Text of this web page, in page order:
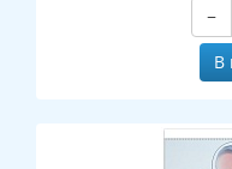
−
В